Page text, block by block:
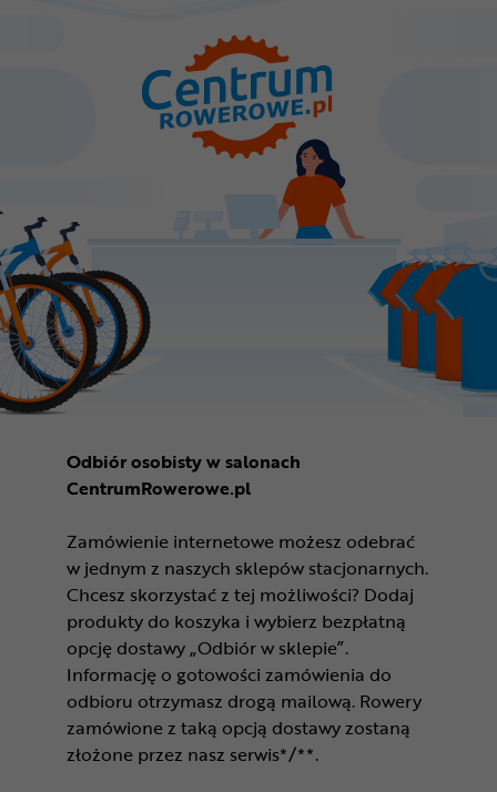
Odbiór osobisty w salonach
CentrumRowerowe.pl
Zamówienie internetowe możesz odebrać
w jednym z naszych sklepów stacjonarnych.
Chcesz skorzystać z tej możliwości? Dodaj
produkty do koszyka i wybierz bezpłatną
opcję dostawy „Odbiór w sklepie”.
Informację o gotowości zamówienia do
odbioru otrzymasz drogą mailową. Rowery
zamówione z taką opcją dostawy zostaną
złożone przez nasz serwis*/**.